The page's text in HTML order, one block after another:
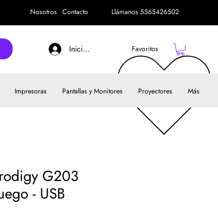
Nosotros Contacto Llámanos 5565426502
Iniciar sesión Favoritos
Impresoras Pantallas y Monitores Proyectores Más
G203
- USB